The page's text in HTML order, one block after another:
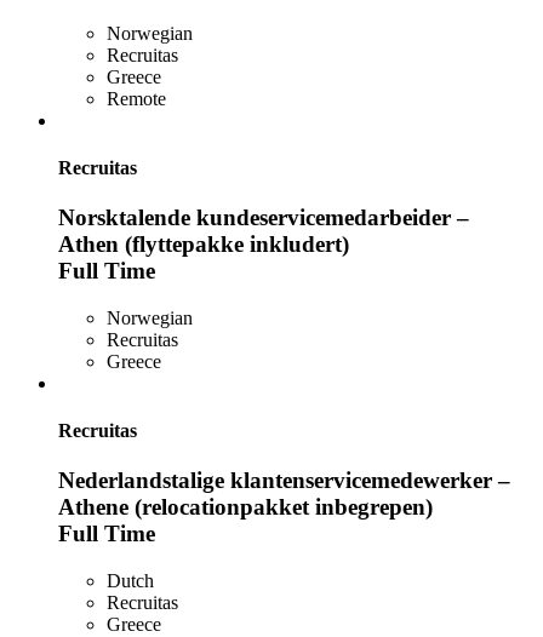
Norwegian
Recruitas
Greece
Remote
Recruitas
Norsktalende kundeservicemedarbeider –
Athen (flyttepakke inkludert)
Full Time
Norwegian
Recruitas
Greece
Recruitas
Nederlandstalige klantenservicemedewerker –
Athene (relocationpakket inbegrepen)
Full Time
Dutch
Recruitas
Greece